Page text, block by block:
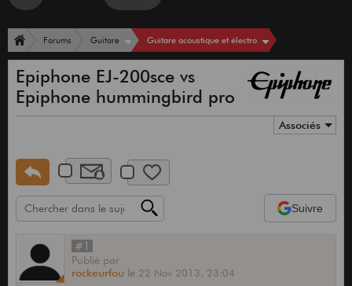
Forums Guitare Guitare acoustique et électro
Epiphone EJ-200sce vs
Epiphone hummingbird pro
Associés
Suivre
#1
Publié par
rockeurfou le 22 Nov 2013, 23:04